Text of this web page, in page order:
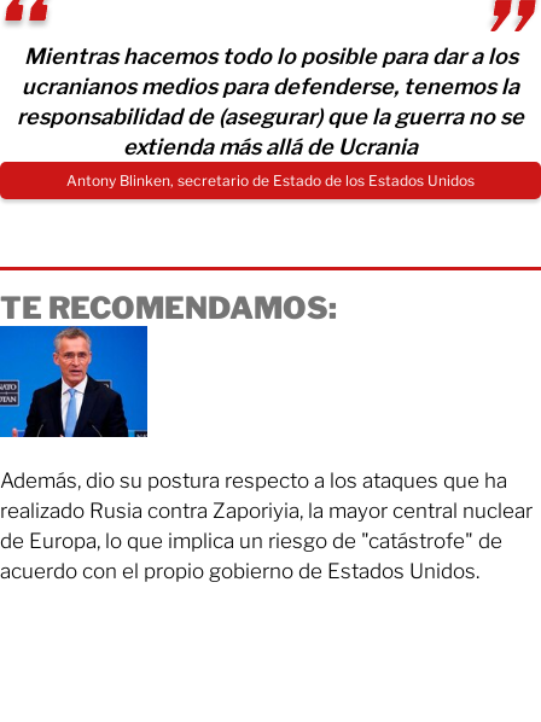
Mientras hacemos todo lo posible para dar a los
ucranianos medios para defenderse, tenemos la
responsabilidad de (asegurar) que la guerra no se
extienda más allá de Ucrania
Antony Blinken, secretario de Estado de los Estados Unidos
TE RECOMENDAMOS:
Además, dio su postura respecto a los ataques que ha
realizado Rusia contra Zaporiyia, la mayor central nuclear
de Europa, lo que implica un riesgo de "catástrofe" de
acuerdo con el propio gobierno de Estados Unidos.